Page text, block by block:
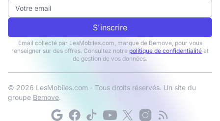
S'inscrire
Email collecté par LesMobiles.com, marque de Bemove, pour vous
renseigner sur des offres. Consultez notre politique de confidentialité et
de gestion de vos données.
© 2026 LesMobiles.com - Tous droits réservés. Un site du
groupe Bemove.